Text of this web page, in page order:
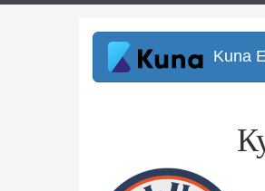
Kuna